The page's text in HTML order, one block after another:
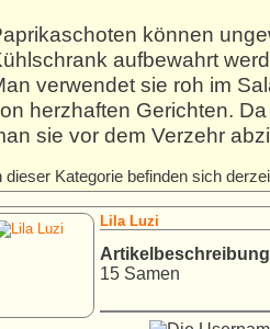
können
aufbewahrt
verwendet sie roh im
herzhaften Gerichten.
sie vor dem Verzehr
dieser Kategorie befinden sich
Lila Luzi
15 Samen